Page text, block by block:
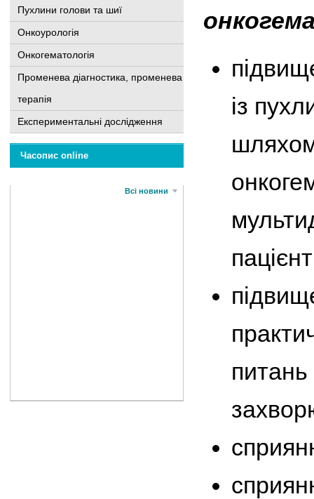
Пухлини голови та шиї
Онкоурологія
Онкогематологія
Променева діагностика, променева
терапія
Експериментальні дослідження
Часопис online
Всі новини
із
шляхом
питань